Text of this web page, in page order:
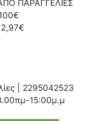
ΠΑΡΑΓΓΕΛΙΕΣ
| 2295042523
15:00μ.μ